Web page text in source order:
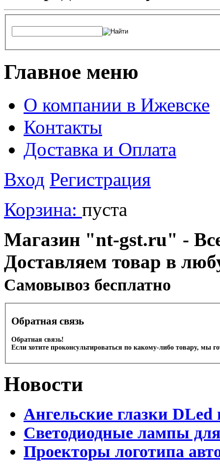
Главное меню
О компании в Ижевске
Контакты
Доставка и Оплата
Вход Регистрация
Корзина: пуста
Магазин "nt-gst.ru" -
Доставляем товар в
Cамовывоз бесплатно
Обратная связь
Обратная связь!
Если хотите проконсультироваться по какому-либо товару, мы
Новости
Ангельские глазки DLed
Светодиодные лампы
Проекторы логотипа